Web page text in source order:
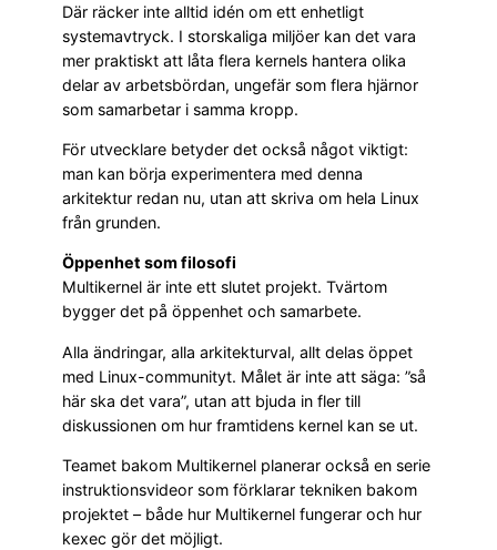
Där räcker inte alltid idén om ett enhetligt
systemavtryck. I storskaliga miljöer kan det vara
mer praktiskt att låta flera kernels hantera olika
delar av arbetsbördan, ungefär som flera hjärnor
som samarbetar i samma kropp.
För utvecklare betyder det också något viktigt:
man kan börja experimentera med denna
arkitektur redan nu, utan att skriva om hela Linux
från grunden.
Öppenhet som filosofi
Multikernel är inte ett slutet projekt. Tvärtom
bygger det på öppenhet och samarbete.
Alla ändringar, alla arkitekturval, allt delas öppet
med Linux-communityt. Målet är inte att säga: ”så
här ska det vara”, utan att bjuda in fler till
diskussionen om hur framtidens kernel kan se ut.
Teamet bakom Multikernel planerar också en serie
instruktionsvideor som förklarar tekniken bakom
projektet – både hur Multikernel fungerar och hur
kexec gör det möjligt.